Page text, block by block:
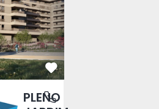
Porto
Favorito
PLENO